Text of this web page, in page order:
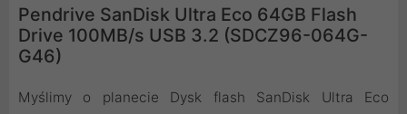
Pendrive SanDisk Ultra Eco 64GB Flash
Drive 100MB/s USB 3.2 (SDCZ96-064G-
G46)
Myślimy o planecie Dysk flash SanDisk Ultra Eco